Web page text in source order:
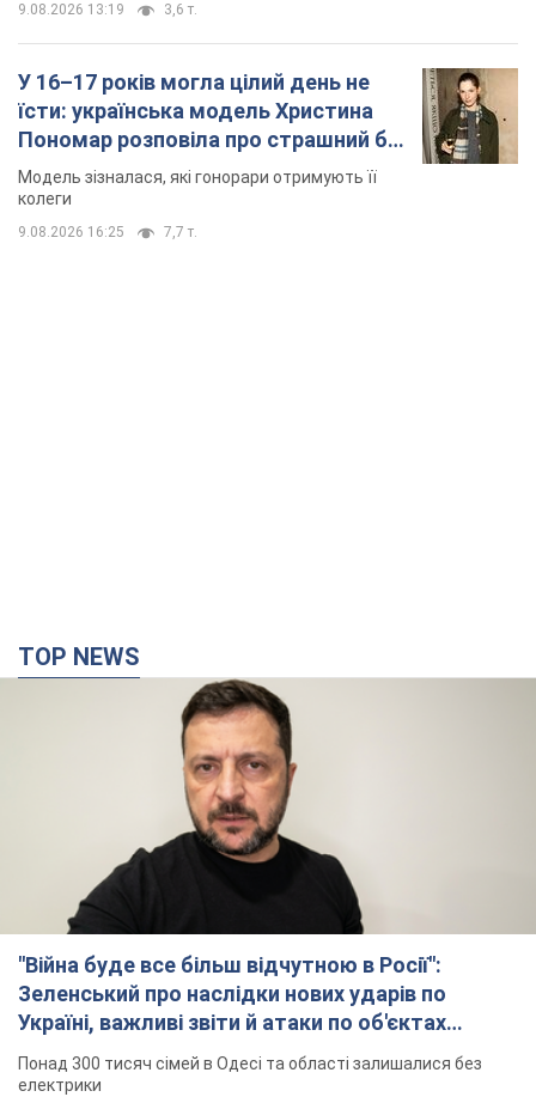
9.08.2026 13:19 3,6 т.
У 16–17 років могла цілий день не
їсти: українська модель Христина
Пономар розповіла про страшний бік
модельної кар’єри
Модель зізналася, які гонорари отримують її
колеги
9.08.2026 16:25 7,7 т.
TOP NEWS
"Війна буде все більш відчутною в Росії":
Зеленський про наслідки нових ударів по
Україні, важливі звіти й атаки по об'єктах
ворога. Відео
Понад 300 тисяч сімей в Одесі та області залишалися без
електрики